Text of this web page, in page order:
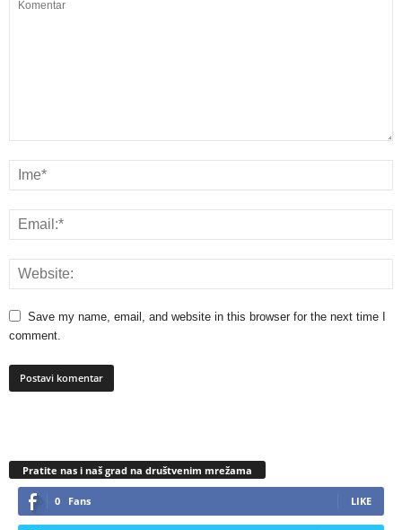
Save my name, email, and website in this browser for the next time I
comment.
Pratite nas i naš grad na društvenim mrežama
0 Fans LIKE